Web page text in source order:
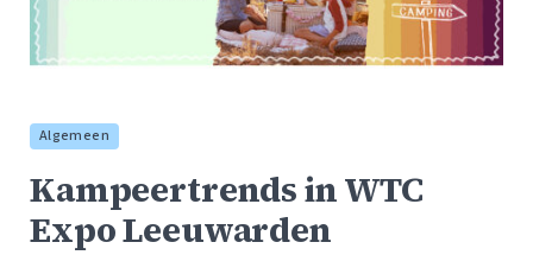
Algemeen
Kampeertrends in WTC
Expo Leeuwarden